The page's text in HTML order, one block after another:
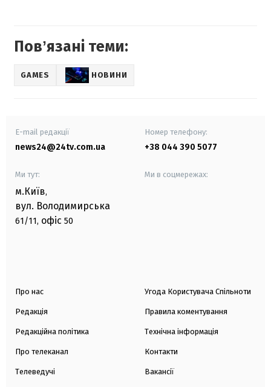
Повʼязані теми:
GAMES НОВИНИ
E-mail редакції
news24@24tv.com.ua
Номер телефону:
+38 044 390 5077
Ми тут:
м.Київ,
вул. Володимирська
61/11, офіс 50
Ми в соцмережах:
Про нас
Редакція
Редакційна політика
Про телеканал
Телеведучі
Угода Користувача Спільноти
Правила коментування
Технічна інформація
Контакти
Вакансії